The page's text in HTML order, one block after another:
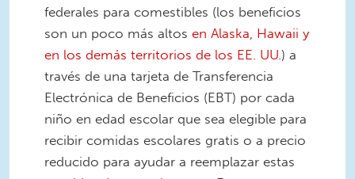
federales para comestibles (los beneficios
son un poco más altos en Alaska, Hawaii y
en los demás territorios de los EE. UU.) a
través de una tarjeta de Transferencia
Electrónica de Beneficios (EBT) por cada
niño en edad escolar que sea elegible para
recibir comidas escolares gratis o a precio
reducido para ayudar a reemplazar estas